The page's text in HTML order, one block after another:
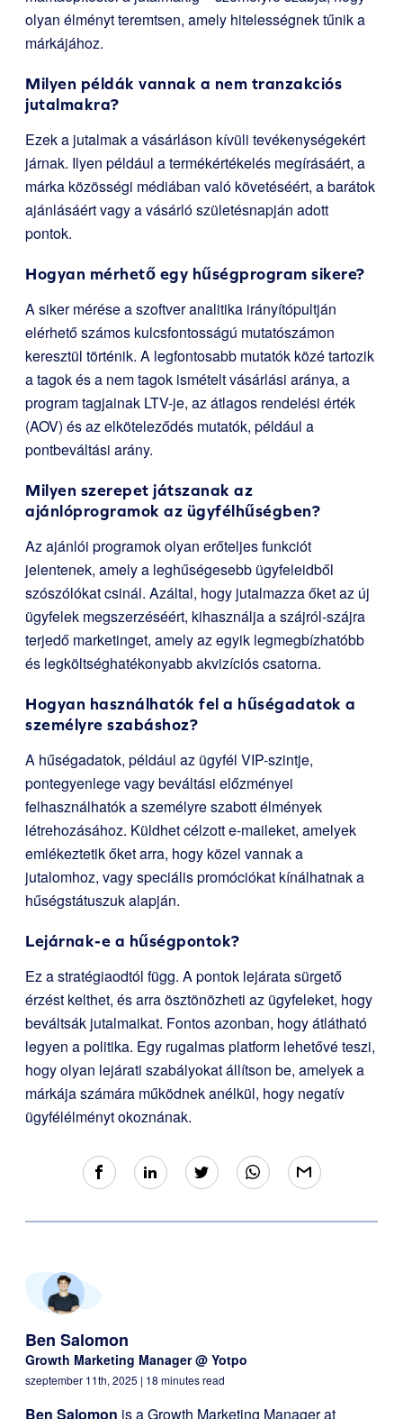
olyan élményt teremtsen, amely hitelességnek tűnik a
márkájához.
Milyen példák vannak a nem tranzakciós
jutalmakra?
Ezek a jutalmak a vásárláson kívüli tevékenységekért
járnak. Ilyen például a termékértékelés megírásáért, a
márka közösségi médiában való követéséért, a barátok
ajánlásáért vagy a vásárló születésnapján adott
pontok.
Hogyan mérhető egy hűségprogram sikere?
A siker mérése a szoftver analitika irányítópultján
elérhető számos kulcsfontosságú mutatószámon
keresztül történik. A legfontosabb mutatók közé tartozik
a tagok és a nem tagok ismételt vásárlási aránya, a
program tagjainak LTV-je, az átlagos rendelési érték
(AOV) és az elköteleződés mutatók, például a
pontbeváltási arány.
Milyen szerepet játszanak az
ajánlóprogramok az ügyfélhűségben?
Az ajánlói programok olyan erőteljes funkciót
jelentenek, amely a leghűségesebb ügyfeleidből
szószólókat csinál. Azáltal, hogy jutalmazza őket az új
ügyfelek megszerzéséért, kihasználja a szájról-szájra
terjedő marketinget, amely az egyik legmegbízhatóbb
és legköltséghatékonyabb akvizíciós csatorna.
Hogyan használhatók fel a hűségadatok a
személyre szabáshoz?
A hűségadatok, például az ügyfél VIP-szintje,
pontegyenlege vagy beváltási előzményei
felhasználhatók a személyre szabott élmények
létrehozásához. Küldhet célzott e-maileket, amelyek
emlékeztetik őket arra, hogy közel vannak a
jutalomhoz, vagy speciális promóciókat kínálhatnak a
hűségstátuszuk alapján.
Lejárnak-e a hűségpontok?
Ez a stratégiaodtól függ. A pontok lejárata sürgető
érzést kelthet, és arra ösztönözheti az ügyfeleket, hogy
beváltsák jutalmaikat. Fontos azonban, hogy átlátható
legyen a politika. Egy rugalmas platform lehetővé teszi,
hogy olyan lejárati szabályokat állítson be, amelyek a
márkája számára működnek anélkül, hogy negatív
ügyfélélményt okoznának.
Ben Salomon
Growth Marketing Manager @ Yotpo
szeptember 11th, 2025 | 18 minutes read
Ben Salomon is a Growth Marketing Manager at